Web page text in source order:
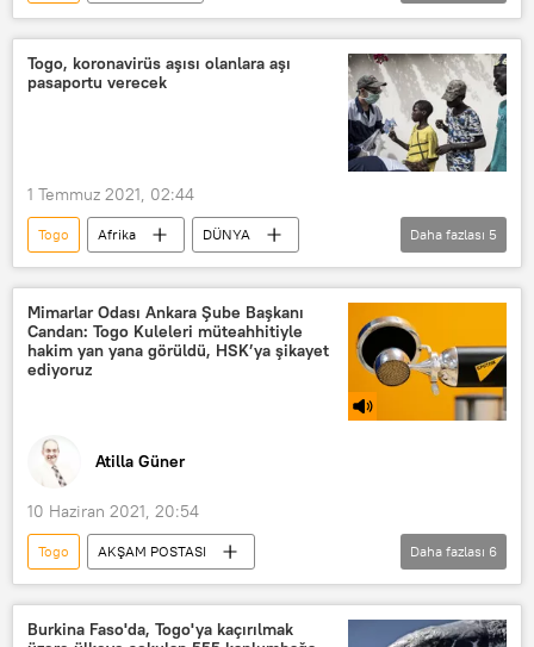
Recep Tayyip Erdoğan
Afganistan
Eşref Gani
İbrahim Reisi
Togo, koronavirüs aşısı olanlara aşı
pasaportu verecek
1 Temmuz 2021, 02:44
Togo Afrika
DÜNYA
Haberler
KORONAVİRÜS
Koronavirüs
Koronavirüs aşısı
aşı pasaportu
Daha fazlası 5
Mimarlar Odası Ankara Şube Başkanı
Candan: Togo Kuleleri müteahhitiyle
hakim yan yana görüldü, HSK’ya şikayet
ediyoruz
Atilla Güner
10 Haziran 2021, 20:54
Togo
AKŞAM POSTASI
Programlar
RADYO
Mimarlar Odası
Daha fazlası 6
Burkina Faso'da, Togo'ya kaçırılmak